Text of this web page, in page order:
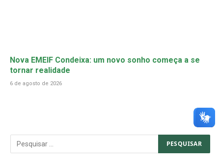
Nova EMEIF Condeixa: um novo sonho começa a se
tornar realidade
6 de agosto de 2026